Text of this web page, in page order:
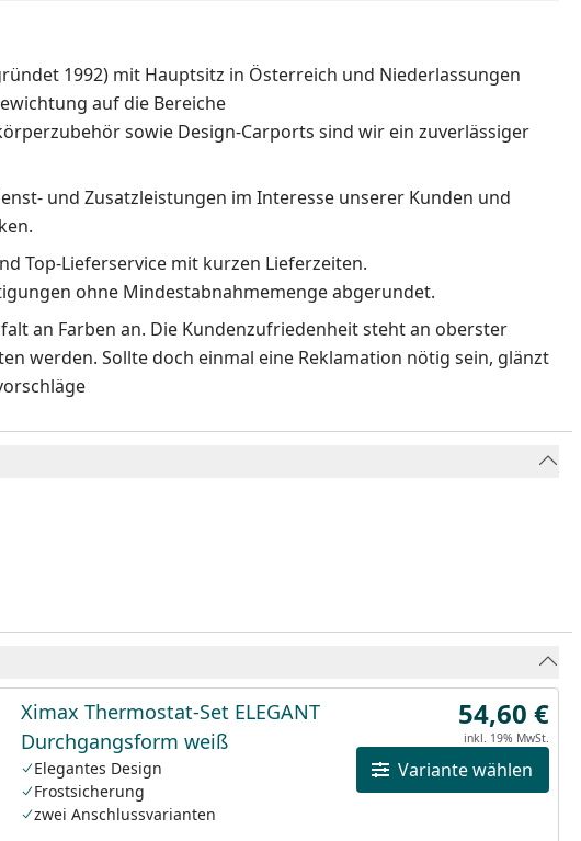
1992) mit Hauptsitz in Österreich und Niederlassungen
auf die Bereiche
sowie Design-Carports sind wir ein zuverlässiger
und Zusatzleistungen im Interesse unserer Kunden und
Top-Lieferservice mit kurzen Lieferzeiten.
ohne Mindestabnahmemenge abgerundet.
an Farben an. Die Kundenzufriedenheit steht an oberster
werden. Sollte doch einmal eine Reklamation nötig sein, glänzt
Ximax Thermostat-Set ELEGANT
Durchgangsform weiß
Elegantes Design
Frostsicherung
zwei Anschlussvarianten
Variante wählen
54,60 €
inkl. 19% MwSt.